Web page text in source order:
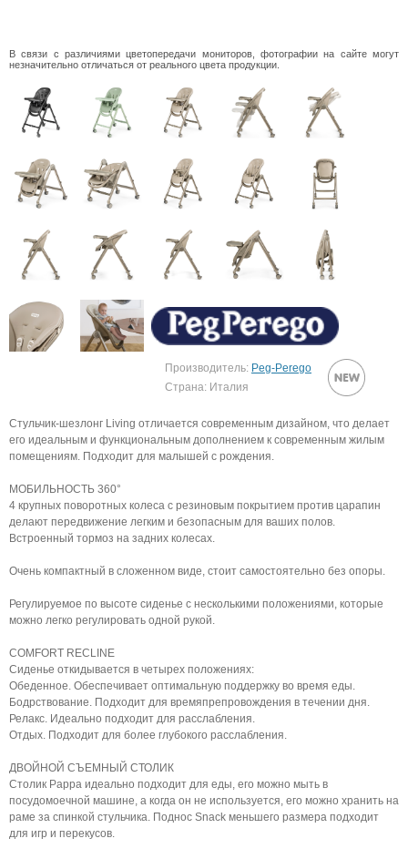
В связи с различиями цветопередачи мониторов, фотографии на сайте могут
незначительно отличаться от реального цвета продукции.
Производитель: Peg-Perego
Страна: Италия
Стульчик-шезлонг Living отличается современным дизайном, что делает
его идеальным и функциональным дополнением к современным жилым
помещениям. Подходит для малышей с рождения.
МОБИЛЬНОСТЬ 360°
4 крупных поворотных колеса с резиновым покрытием против царапин
делают передвижение легким и безопасным для ваших полов.
Встроенный тормоз на задних колесах.
Очень компактный в сложенном виде, стоит самостоятельно без опоры.
Регулируемое по высоте сиденье с несколькими положениями, которые
можно легко регулировать одной рукой.
COMFORT RECLINE
Сиденье откидывается в четырех положениях:
Обеденное. Обеспечивает оптимальную поддержку во время еды.
Бодрствование. Подходит для времяпрепровождения в течении дня.
Релакс. Идеально подходит для расслабления.
Отдых. Подходит для более глубокого расслабления.
ДВОЙНОЙ СЪЕМНЫЙ СТОЛИК
Столик Pappa идеально подходит для еды, его можно мыть в
посудомоечной машине, а когда он не используется, его можно хранить на
раме за спинкой стульчика. Поднос Snack меньшего размера подходит
для игр и перекусов.